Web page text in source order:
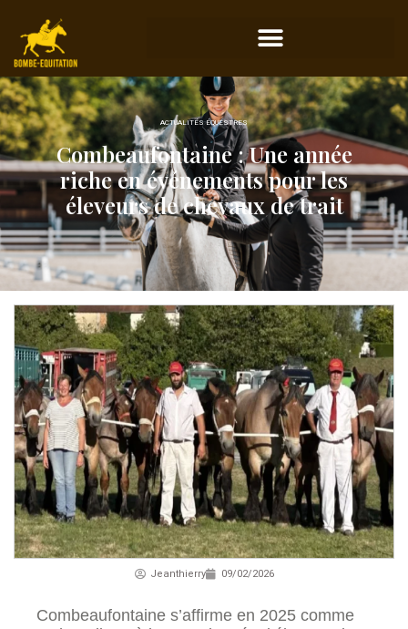
ACTUALITÉS ÉQUESTRES
Combeaufontaine : Une année
riche en événements pour les
éleveurs de chevaux de trait
Jeanthierry 09/02/2026
Combeaufontaine s’affirme en 2025 comme